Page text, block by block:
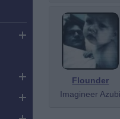
Flounder
Imagineer